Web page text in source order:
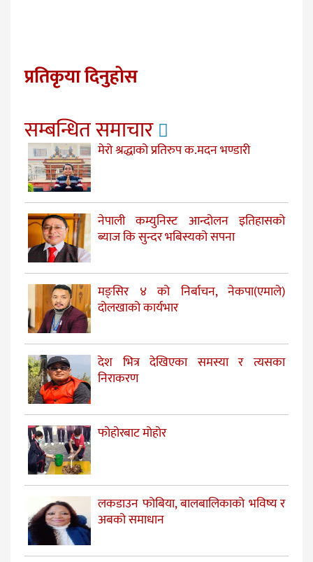
प्रतिकृया दिनुहोस
सम्बन्धित समाचार
मेरो श्रद्धाको प्रतिरुप क.मदन भण्डारी
नेपाली कम्युनिस्ट आन्दोलन इतिहासको
ब्याज कि सुन्दर भबिस्यको सपना
मङ्सिर ४ को निर्बाचन, नेकपा(एमाले)
दोलखाको कार्यभार
देश भित्र देखिएका समस्या र त्यसका
निराकरण
फोहोरबाट मोहोर
लकडाउन फोबिया, बालबालिकाको भविष्य र
अबको समाधान